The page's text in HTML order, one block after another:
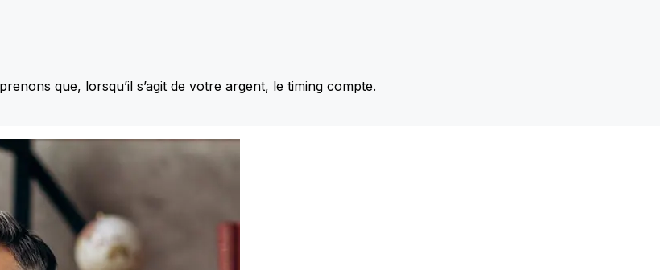
que, lorsqu’il s’agit de votre argent, le timing compte.